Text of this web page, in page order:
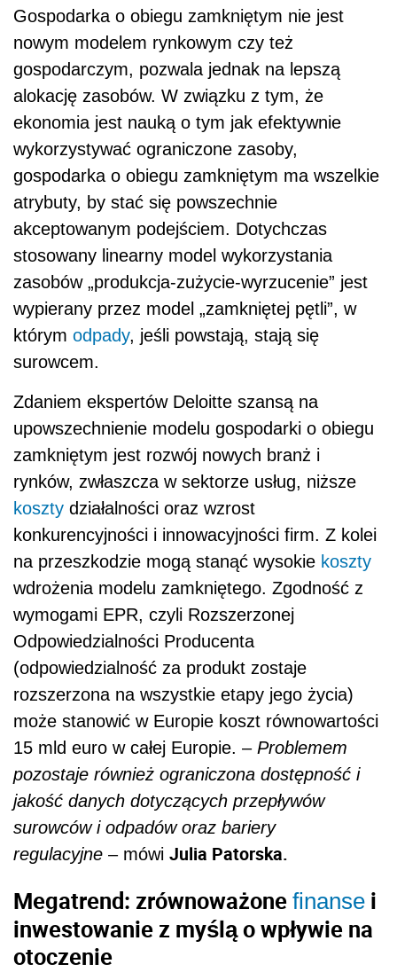
Gospodarka o obiegu zamkniętym nie jest
nowym modelem rynkowym czy też
gospodarczym, pozwala jednak na lepszą
alokację zasobów. W związku z tym, że
ekonomia jest nauką o tym jak efektywnie
wykorzystywać ograniczone zasoby,
gospodarka o obiegu zamkniętym ma wszelkie
atrybuty, by stać się powszechnie
akceptowanym podejściem. Dotychczas
stosowany linearny model wykorzystania
zasobów „produkcja-zużycie-wyrzucenie” jest
wypierany przez model „zamkniętej pętli”, w
którym odpady, jeśli powstają, stają się
surowcem.
Zdaniem ekspertów Deloitte szansą na
upowszechnienie modelu gospodarki o obiegu
zamkniętym jest rozwój nowych branż i
rynków, zwłaszcza w sektorze usług, niższe
koszty działalności oraz wzrost
konkurencyjności i innowacyjności firm. Z kolei
na przeszkodzie mogą stanąć wysokie koszty
wdrożenia modelu zamkniętego. Zgodność z
wymogami EPR, czyli Rozszerzonej
Odpowiedzialności Producenta
(odpowiedzialność za produkt zostaje
rozszerzona na wszystkie etapy jego życia)
może stanowić w Europie koszt równowartości
15 mld euro w całej Europie. – Problemem
pozostaje również ograniczona dostępność i
jakość danych dotyczących przepływów
surowców i odpadów oraz bariery
regulacyjne – mówi Julia Patorska.
Megatrend: zrównoważone finanse i
inwestowanie z myślą o wpływie na
otoczenie